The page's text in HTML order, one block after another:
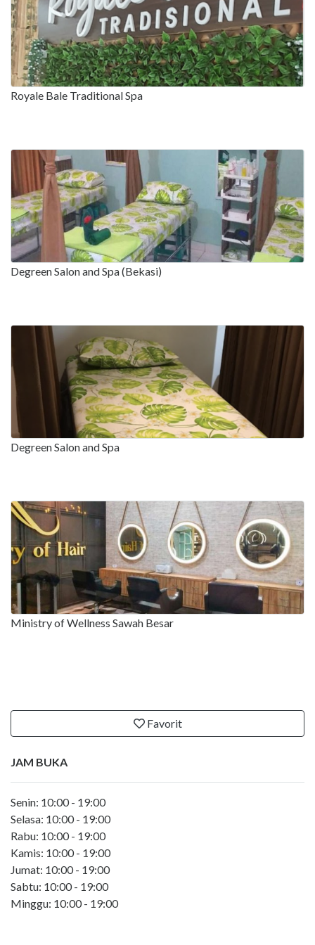
Royale Bale Traditional Spa
Degreen Salon and Spa (Bekasi)
Degreen Salon and Spa
Ministry of Wellness Sawah Besar
Favorit
JAM BUKA
Senin: 10:00 - 19:00
Selasa: 10:00 - 19:00
Rabu: 10:00 - 19:00
Kamis: 10:00 - 19:00
Jumat: 10:00 - 19:00
Sabtu: 10:00 - 19:00
Minggu: 10:00 - 19:00